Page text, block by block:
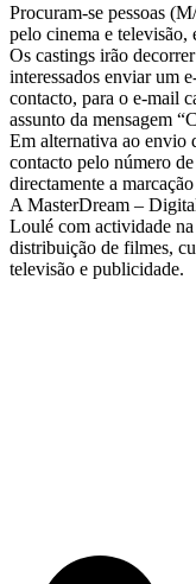
Procuram-se pessoas
pelo cinema e televisão,
Os castings irão
interessados enviar um
contacto, para o e-mail
assunto da mensagem
Em alternativa ao envio
contacto pelo número
directamente a
A MasterDream –
Loulé com actividade
distribuição de filmes,
televisão e publicidade.